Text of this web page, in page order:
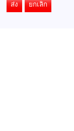
ส่ง ยกเลิก